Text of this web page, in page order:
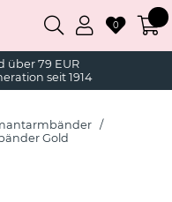
über 79 EUR
seit 1914
0
Gold